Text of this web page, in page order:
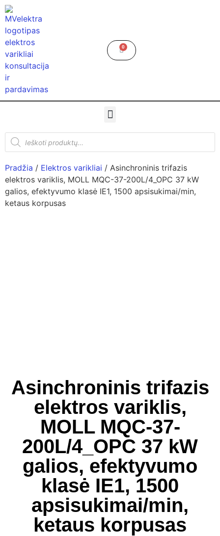
0
Pradžia / Elektros varikliai / Asinchroninis trifazis
elektros variklis, MOLL MQC-37-200L/4_OPC 37 kW
galios, efektyvumo klasė IE1, 1500 apsisukimai/min,
ketaus korpusas
Asinchroninis trifazis
elektros variklis,
MOLL MQC-37-
200L/4_OPC 37 kW
galios, efektyvumo
klasė IE1, 1500
apsisukimai/min,
ketaus korpusas